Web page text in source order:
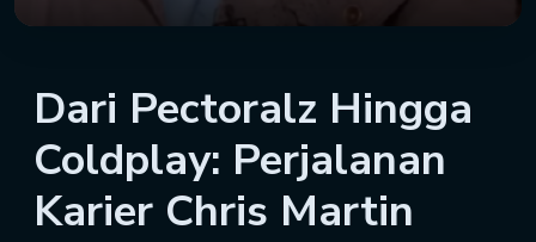
Dari Pectoralz Hingga
Coldplay: Perjalanan
Karier Chris Martin